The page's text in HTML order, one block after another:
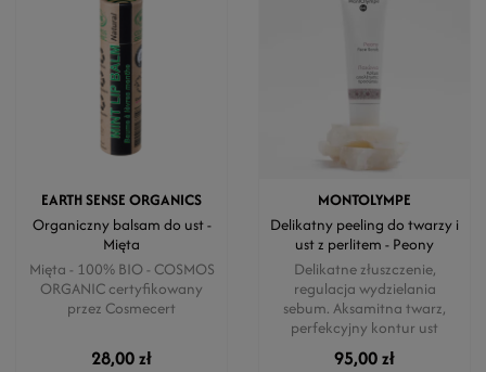
EARTH SENSE ORGANICS
Organiczny balsam do ust -
Mięta
Mięta - 100% BIO - COSMOS
ORGANIC certyfikowany
przez Cosmecert
28,00 zł
MONTOLYMPE
Delikatny peeling do twarzy i
ust z perlitem - Peony
Delikatne złuszczenie,
regulacja wydzielania
sebum. Aksamitna twarz,
perfekcyjny kontur ust
95,00 zł